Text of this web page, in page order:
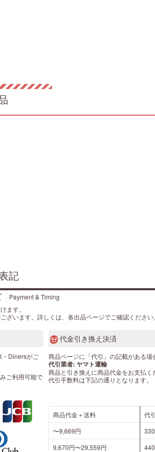
記
Payment & Timing
ます。
ざいます。詳しくは、各出品ページでご確認ください。
・Dinersがご
ご利用可能で
代金引き換え決済
商品ページに「代引」の記載がある場
代引業者: ヤマト運輸
商品と引き換えに商品代金をお支払く
代引手数料は下記の通りとなります。
商品代金＋送料
代
〜9,669円
9,670円〜29,559円